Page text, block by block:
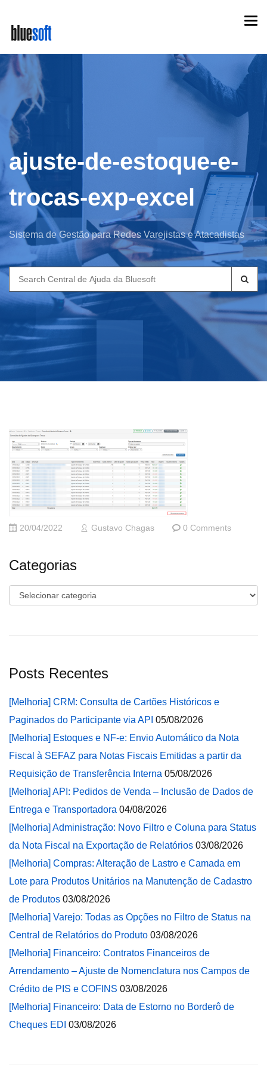
main
content
ajuste-de-estoque-e-
trocas-exp-excel
Sistema de Gestão para Redes Varejistas e Atacadistas
Search
for:
20/04/2022 Gustavo Chagas 0 Comments
Categorias
Categorias
Posts Recentes
[Melhoria] CRM: Consulta de Cartões Históricos e
Paginados do Participante via API 05/08/2026
[Melhoria] Estoques e NF-e: Envio Automático da Nota
Fiscal à SEFAZ para Notas Fiscais Emitidas a partir da
Requisição de Transferência Interna 05/08/2026
[Melhoria] API: Pedidos de Venda – Inclusão de Dados de
Entrega e Transportadora 04/08/2026
[Melhoria] Administração: Novo Filtro e Coluna para Status
da Nota Fiscal na Exportação de Relatórios 03/08/2026
[Melhoria] Compras: Alteração de Lastro e Camada em
Lote para Produtos Unitários na Manutenção de Cadastro
de Produtos 03/08/2026
[Melhoria] Varejo: Todas as Opções no Filtro de Status na
Central de Relatórios do Produto 03/08/2026
[Melhoria] Financeiro: Contratos Financeiros de
Arrendamento – Ajuste de Nomenclatura nos Campos de
Crédito de PIS e COFINS 03/08/2026
[Melhoria] Financeiro: Data de Estorno no Borderô de
Cheques EDI 03/08/2026